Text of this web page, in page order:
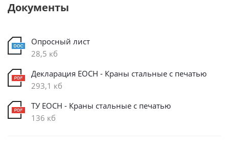
Документы
Опросный лист
28,5 кб
Декларация ЕОСН - Краны стальные с печатью
293,1 кб
ТУ ЕОСН - Краны стальные с печатью
136 кб